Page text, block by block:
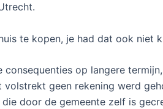
te kopen, je had dat ook niet
op langere
geen rekening werd
door de gemeente zelf is